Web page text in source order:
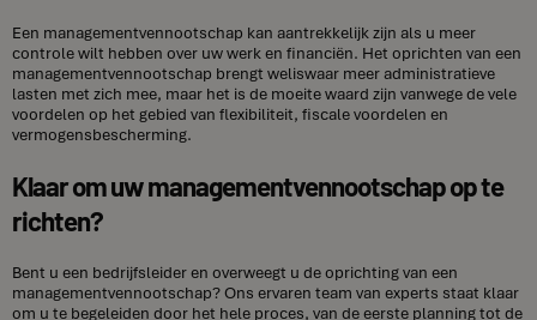
Een managementvennootschap kan aantrekkelijk zijn als u meer
controle wilt hebben over uw werk en financiën. Het oprichten van een
managementvennootschap brengt weliswaar meer administratieve
lasten met zich mee, maar het is de moeite waard zijn vanwege de vele
voordelen op het gebied van flexibiliteit, fiscale voordelen en
vermogensbescherming.
Klaar om uw managementvennootschap op te
richten?
Bent u een bedrijfsleider en overweegt u de oprichting van een
managementvennootschap? Ons ervaren team van experts staat klaar
om u te begeleiden door het hele proces, van de eerste planning tot de